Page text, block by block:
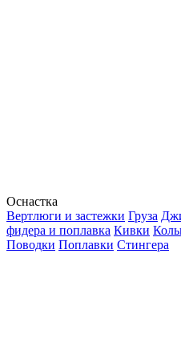
Оснастка
Вертлюги и застежки Груза
фидера и поплавка Кивки
Поводки Поплавки Стингера